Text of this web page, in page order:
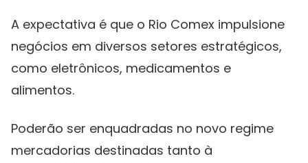
A expectativa é que o Rio Comex impulsione
negócios em diversos setores estratégicos,
como eletrônicos, medicamentos e
alimentos.
Poderão ser enquadradas no novo regime
mercadorias destinadas tanto à